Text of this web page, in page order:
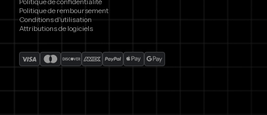
Politique de remboursement
Conditions d'utilisation
Attributions de logiciels